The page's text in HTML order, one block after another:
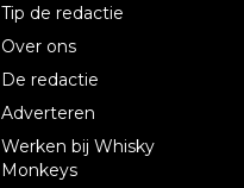
Tip de redactie
Over ons
De redactie
Adverteren
Werken bij Whisky
Monkeys